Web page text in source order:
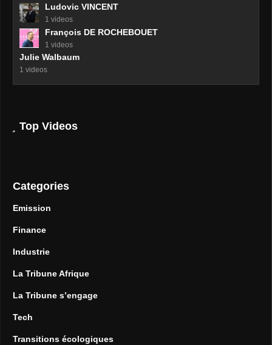
Ludovic VINCENT
1 videos
François DE ROCHEBOUET
1 videos
Julie Walbaum
1 videos
Top Videos
Categories
Emission
Finance
Industrie
La Tribune Afrique
La Tribune s’engage
Tech
Transitions écologiques